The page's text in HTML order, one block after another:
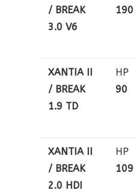
/ BREAK
3.0 V6
190
XANTIA II
/ BREAK
1.9 TD
HP
90
XANTIA II
/ BREAK
2.0 HDI
HP
109